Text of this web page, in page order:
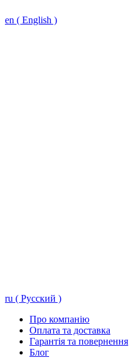
en ( English )
ru ( Русский )
Про компанію
Оплата та доставка
Гарантія та повернення
Блог